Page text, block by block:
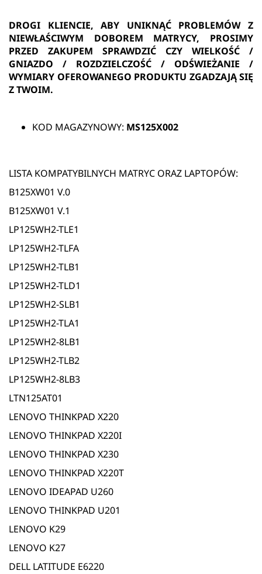
DROGI KLIENCIE, ABY UNIKNĄĆ PROBLEMÓW Z
NIEWŁAŚCIWYM DOBOREM MATRYCY, PROSIMY
PRZED ZAKUPEM SPRAWDZIĆ CZY WIELKOŚĆ /
GNIAZDO / ROZDZIELCZOŚĆ / ODŚWIEŻANIE /
WYMIARY OFEROWANEGO PRODUKTU ZGADZAJĄ SIĘ
Z TWOIM.
KOD MAGAZYNOWY: MS125X002
LISTA KOMPATYBILNYCH MATRYC ORAZ LAPTOPÓW:
B125XW01 V.0
B125XW01 V.1
LP125WH2-TLE1
LP125WH2-TLFA
LP125WH2-TLB1
LP125WH2-TLD1
LP125WH2-SLB1
LP125WH2-TLA1
LP125WH2-8LB1
LP125WH2-TLB2
LP125WH2-8LB3
LTN125AT01
LENOVO THINKPAD X220
LENOVO THINKPAD X220I
LENOVO THINKPAD X230
LENOVO THINKPAD X220T
LENOVO IDEAPAD U260
LENOVO THINKPAD U201
LENOVO K29
LENOVO K27
DELL LATITUDE E6220